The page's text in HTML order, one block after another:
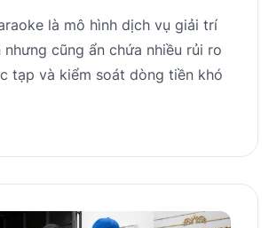
là mô hình dịch vụ giải trí
nhưng cũng ẩn chứa nhiều rủi ro
tạp và kiểm soát dòng tiền khó